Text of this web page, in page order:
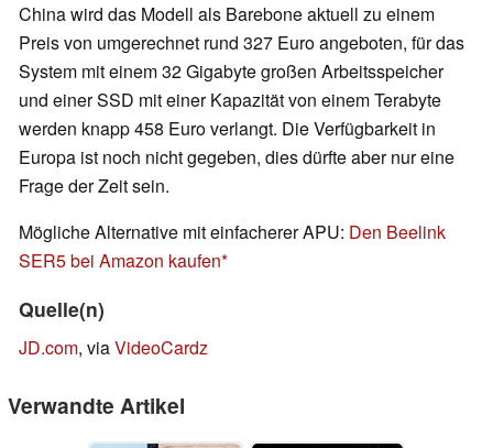
China wird das Modell als Barebone aktuell zu einem
Preis von umgerechnet rund 327 Euro angeboten, für das
System mit einem 32 Gigabyte großen Arbeitsspeicher
und einer SSD mit einer Kapazität von einem Terabyte
werden knapp 458 Euro verlangt. Die Verfügbarkeit in
Europa ist noch nicht gegeben, dies dürfte aber nur eine
Frage der Zeit sein.
Mögliche Alternative mit einfacherer APU: Den Beelink
SER5 bei Amazon kaufen
Quelle(n)
JD.com, viaVideoCardz
Verwandte Artikel